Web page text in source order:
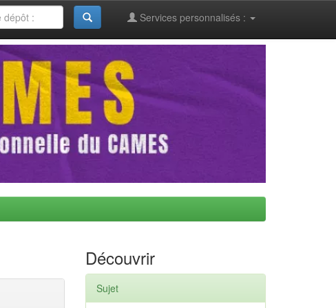
Services personnalisés :
Découvrir
Sujet